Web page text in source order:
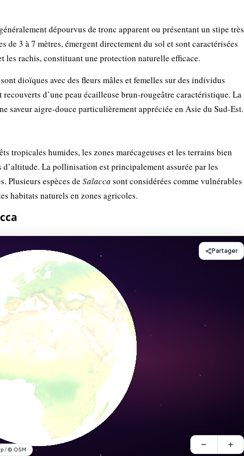
dépourvus de tronc apparent ou présentant un stipe très
de 3 à 7 mètres, émergent directement du sol et sont caractérisées
les rachis, constituant une protection naturelle efficace.
dioïques avec des fleurs mâles et femelles sur des individus
d’une peau écailleuse brun-rougeâtre caractéristique. La
saveur aigre-douce particulièrement appréciée en Asie du Sud-Est.
tropicales humides, les zones marécageuses et les terrains bien
La pollinisation est principalement assurée par les
Plusieurs espèces de Salacca sont considérées comme vulnérables
habitats naturels en zones agricoles.